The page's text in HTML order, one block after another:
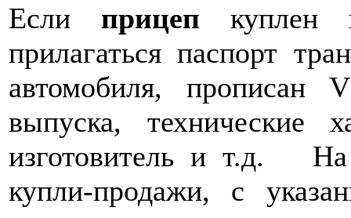
Если прицеп куплен
прилагаться паспорт
автомобиля, прописан
выпуска, технические
изготовитель и т.д.
купли-продажи, с